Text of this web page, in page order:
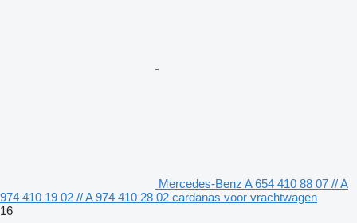
Mercedes-Benz A 654 410 88 07 // A
974 410 19 02 // A 974 410 28 02 cardanas voor vrachtwagen
16